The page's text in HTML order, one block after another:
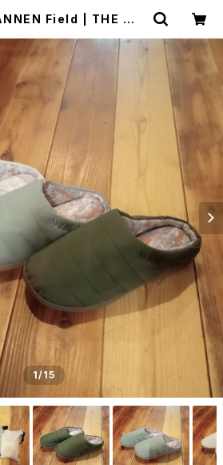
| THE MA
1/15